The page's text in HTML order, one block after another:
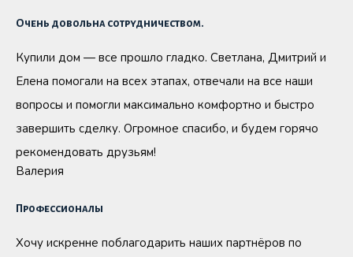
Очень довольна сотрудничеством.
Купили дом — все прошло гладко. Светлана, Дмитрий и
Елена помогали на всех этапах, отвечали на все наши
вопросы и помогли максимально комфортно и быстро
завершить сделку. Огромное спасибо, и будем горячо
рекомендовать друзьям!
Валерия
Профессионалы
Хочу искренне поблагодарить наших партнёров по